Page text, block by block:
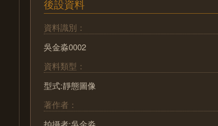
後設資料
資料識別：
吳金淼0002
資料類型：
型式:靜態圖像
著作者：